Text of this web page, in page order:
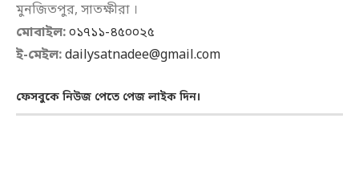
মুনজিতপুর, সাতক্ষীরা ।
মোবাইল:০১৭১১-৪৫০০২৫
ই-মেইল:dailysatnadee@gmail.com
ফেসবুকে নিউজ পেতে পেজ লাইক দিন।